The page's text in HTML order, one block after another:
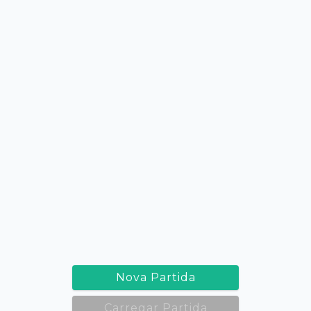
Nova Partida
Carregar Partida